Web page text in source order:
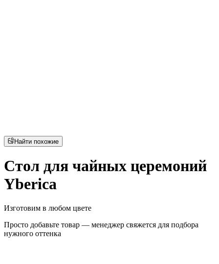
Найти похожие
Стол для чайных церемоний
Yberica
Изготовим в любом цвете
Просто добавьте товар — менеджер свяжется для подбора
нужного оттенка